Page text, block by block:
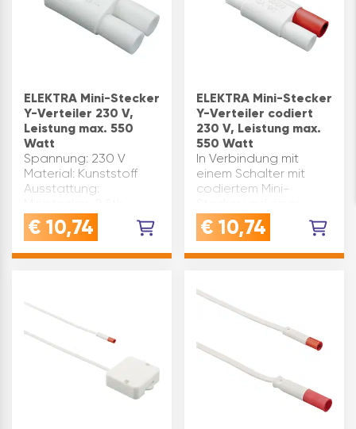
ELEKTRA Mini-Stecker
Y-Verteiler 230 V,
Leistung max. 550
Watt
Spannung: 230 V
Material: Kunststoff
Ausstattung:
Minibuchse
Leistung(W): max. 550
Marke: Elektra Farbe:
€ 10,74
ELEKTRA Mini-Stecker
Y-Verteiler codiert
230 V, Leistung max.
550 Watt
In Verbindung mit
einem Schalter mit
codiertem Mini-
Anschlussleitung Mini-
Stecksystem kann eine
oder ein Netzgerät mit
geschaltet werden.
Spannung:…
€ 10,74